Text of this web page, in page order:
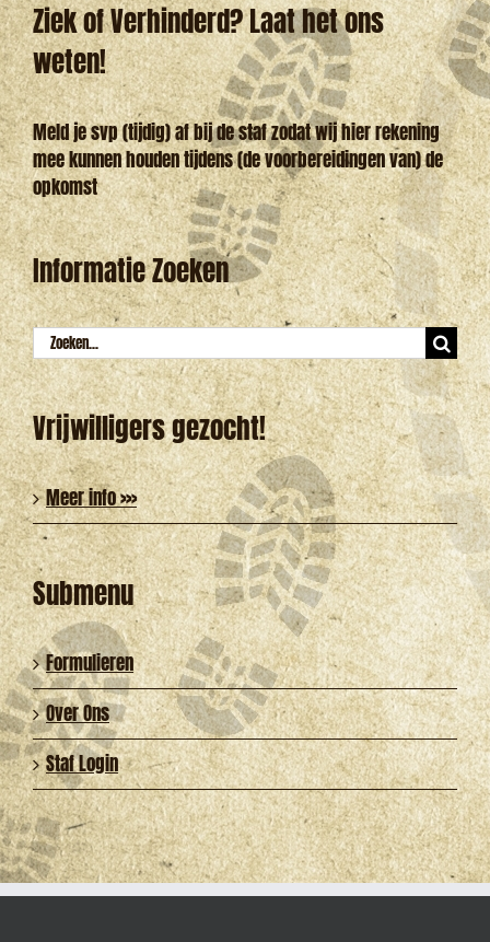
Ziek of Verhinderd? Laat het ons
weten!
Meld je svp (tijdig) af bij de staf zodat wij hier rekening
mee kunnen houden tijdens (de voorbereidingen van) de
opkomst
Informatie Zoeken
Zoeken
naar:
Vrijwilligers gezocht!
Meer info >>>
Submenu
Formulieren
Over Ons
Staf Login